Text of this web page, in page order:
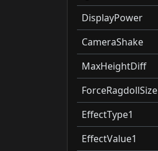
DisplayPower
CameraShake
MaxHeightDiff
ForceRagdollSize
EffectType1
EffectValue1